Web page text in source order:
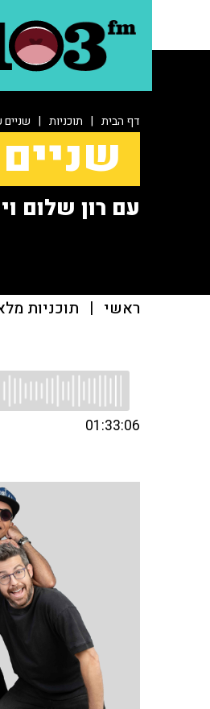
דף הבית | תוכניות |
עם רון שלום
ראשי | תוכניות
01:33:06